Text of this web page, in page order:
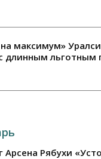
максимум»
длинным льготным
Арсена Рябухи